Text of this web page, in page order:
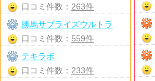
口コミ件数： 263件
勝馬サプライズウルトラ
口コミ件数： 559件
テキラボ
口コミ件数： 233件